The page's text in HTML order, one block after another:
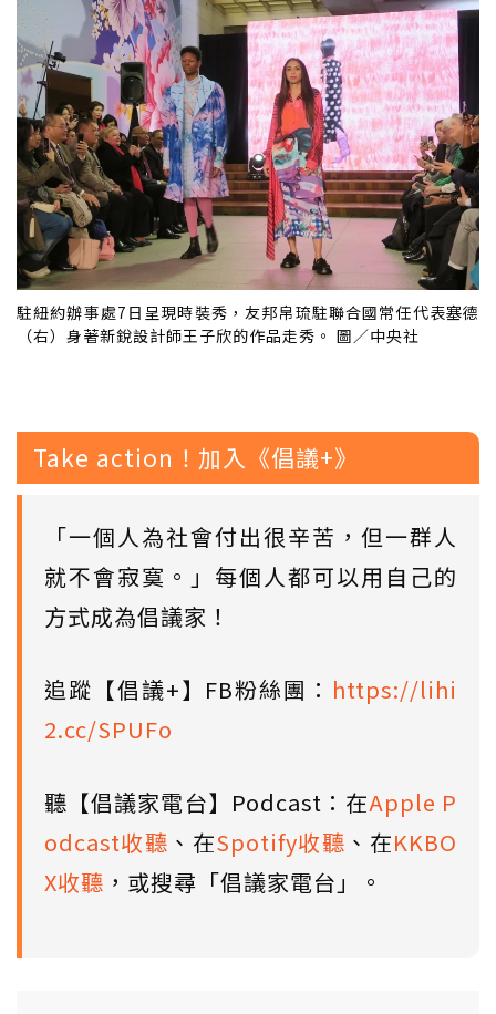
駐紐約辦事處7日呈現時裝秀，友邦帛琉駐聯合國常任代表塞德
（右）身著新銳設計師王子欣的作品走秀。 圖／中央社
Take action！加入《倡議+》
「一個人為社會付出很辛苦，但一群人
就不會寂寞。」每個人都可以用自己的
方式成為倡議家！
追蹤【倡議+】FB粉絲團： https://lihi
2.cc/SPUFo
聽【倡議家電台】Podcast：在Apple P
odcast收聽 、在Spotify收聽 、在KKBO
X收聽 ，或搜尋「倡議家電台」。